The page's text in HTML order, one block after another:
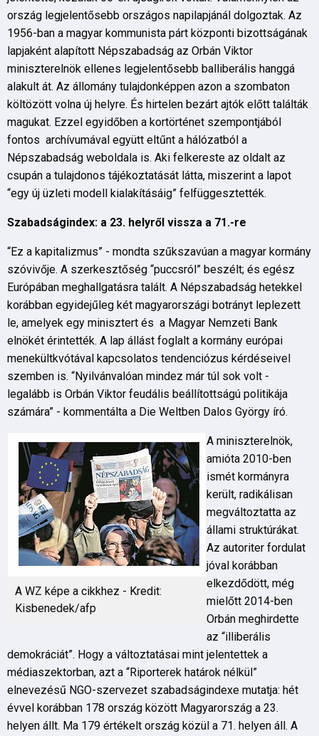
ország legjelentősebb országos napilapjánál dolgoztak. Az
1956-ban a magyar kommunista párt központi bizottságának
lapjaként alapított Népszabadság az Orbán Viktor
miniszterelnök ellenes legjelentősebb balliberális hanggá
alakult át. Az állomány tulajdonképpen azon a szombaton
költözött volna új helyre. És hirtelen bezárt ajtók előtt találták
magukat. Ezzel egyidőben a kortörténet szempontjából
fontos archívumával együtt eltűnt a hálózatból a
Népszabadság weboldala is. Aki felkereste az oldalt az
csupán a tulajdonos tájékoztatását látta, miszerint a lapot
“egy új üzleti modell kialakításáig” felfüggesztették.
Szabadságindex: a 23. helyről vissza a 71.-re
“Ez a kapitalizmus” - mondta szűkszavúan a magyar kormány
szóvivője. A szerkesztőség “puccsról” beszélt; és egész
Európában meghallgatásra talált. A Népszabadság hetekkel
korábban egyidejűleg két magyarországi botrányt leplezett
le, amelyek egy minisztert és a Magyar Nemzeti Bank
elnökét érintették. A lap állást foglalt a kormány európai
menekültkvótával kapcsolatos tendenciózus kérdéseivel
szemben is. “Nyilvánvalóan mindez már túl sok volt -
legalább is Orbán Viktor feudális beállítottságú politikája
számára” - kommentálta a Die Weltben Dalos György író.
A WZ képe a cikkhez - Kredit:
Kisbenedek/afp
A miniszterelnök,
amióta 2010-ben
ismét kormányra
került, radikálisan
megváltoztatta az
állami struktúrákat.
Az autoriter fordulat
jóval korábban
elkezdődött, még
mielőtt 2014-ben
Orbán meghirdette
az “illiberális
demokráciát”. Hogy a változtatásai mint jelentettek a
médiaszektorban, azt a “Riporterek határok nélkül”
elnevezésű NGO-szervezet szabadságindexe mutatja: hét
évvel korábban 178 ország között Magyarország a 23.
helyen állt. Ma 179 értékelt ország közül a 71. helyen áll. A